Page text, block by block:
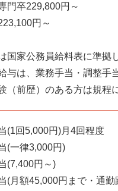
門卒229,800円～
円～
国家公務員給料表に準拠
与は、業務手当・調整手
（前歴）のある方は規程
(1回5,000円)月4回程度
(一律3,000円)
(7,400円～)
(月額45,000円まで・通